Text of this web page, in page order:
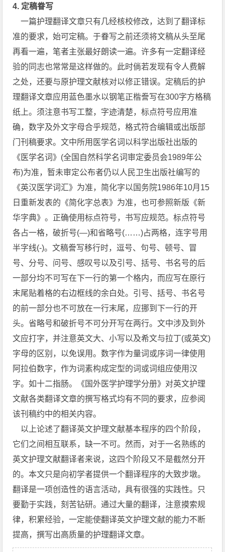
4. 定稿眷写
一篇护理翻译文章只有几经核校修改，达到了翻译标
准的要求，始可定稿。于眷写之前还须将文稿从头至尾
再看一遍，笔者主张最好朗读一遍。许多有一定翻译经
验的同志也常常是这样做的。此时倘若发现有令人费解
之处，还要与原护理文献核对以修正错误。定稿后的护
理翻译文章应用蓝色墨水以钢笔正楷誊写在300字方格稿
纸上。须注意书写工整，字迹清楚，标点符号应用准
确，数字及外文字母合乎规范，格式符合编辑或出版部
门刊稿要求。文中所用医学名词以科学出版社出版的
《医学名词》(全国自然科学名词审定委员会1989年公
布)为准，暂未审定公布者仍以人民卫生出版社编写的
《英汉医学词汇》为准，简化字以国务院1986年10月15
日重新发表的《简化字总表》为准，也可参照新版《新
华字典》。正确使用标点符号，书写应规范。标点符号
各占一格，破折号(—)和省略号(……)占两格，连字号用
半字线(-)。文稿誊写移行时，逗号、句号、顿号、冒
号、分号、问号、感叹号以及引号、括号、书名号的后
一部分均不可写在下一行的第一个格内，而应写在原行
末尾贴着格的右边框线的余白处。引号、括号、书名号
的前一部分也不可放在一行末尾，应挪到下一行的开
头。省略号和破折号不可分开写在两行。文中涉及到外
文应打字，并注意英文大、小写以及希文与拉丁(或英文)
字母的区别，以免误用。数字作为量词或序词一律使用
阿拉伯数字，作为词素构成定型的词或词组应使用汉
字。如十二指肠。《国外医学护理学分册》对英文护理
文献各类翻译文章的撰写格式均有不同的要求，应参阅
该刊稿约中的相关内容。
以上论述了翻译英文护理文献基本程序的四个阶段，
它们之间相互联系，缺一不可。然而，对于一名熟练的
英文护理文献翻译者来说，这四个阶段又不是截然分开
的。本文只是向初学者提供一个翻译程序的大致步墩。
翻译是一项创造性的语言活动，具有很强的实践性。只
要勤于实践，刻苦钻研。通过大量的翻译，注意摸索规
律，积累经验，一定能使翻译英文护理文献的能力不断
提高，撰写出高质量的护理翻译文章。